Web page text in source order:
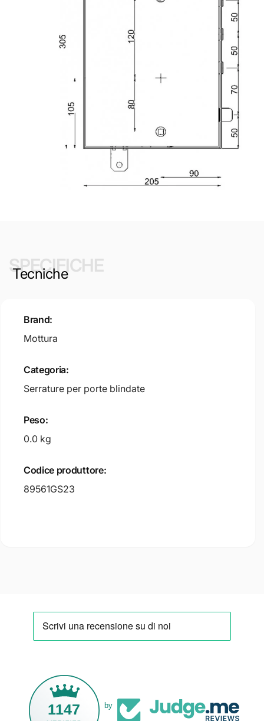
SPECIFICHE
Tecniche
Brand:
Mottura
Categoria:
Serrature per porte blindate
Peso:
0.0 kg
Codice produttore:
89561GS23
1147 by